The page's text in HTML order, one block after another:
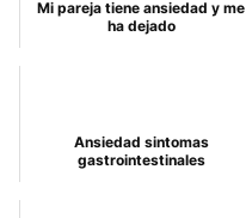
Mi pareja tiene ansiedad y me
ha dejado
Ansiedad sintomas
gastrointestinales